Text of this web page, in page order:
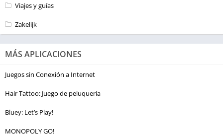
Viajes y guías
Zakelijk
MÁS APLICACIONES
Juegos sin Conexión a Internet
Hair Tattoo: Juego de peluquería
Bluey: Let’s Play!
MONOPOLY GO!